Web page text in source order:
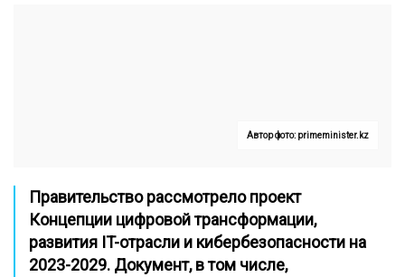
Автор фото: primeminister.kz
Правительство рассмотрело проект
Концепции цифровой трансформации,
развития IT-отрасли и кибербезопасности на
2023-2029. Документ, в том числе,